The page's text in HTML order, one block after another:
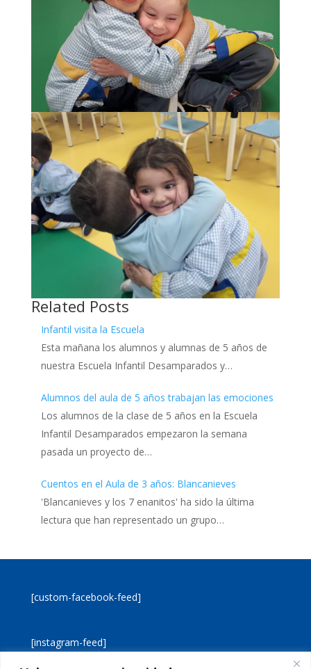
Related Posts
Infantil visita la Escuela
Esta mañana los alumnos y alumnas de 5 años de
nuestra Escuela Infantil Desamparados y…
Alumnos del aula de 5 años trabajan las emociones
Los alumnos de la clase de 5 años en la Escuela
Infantil Desamparados empezaron la semana
pasada un proyecto de…
Cuentos en el Aula de 3 años: Blancanieves
'Blancanieves y los 7 enanitos' ha sido la última
lectura que han representado un grupo…
[custom-facebook-feed]
[instagram-feed]